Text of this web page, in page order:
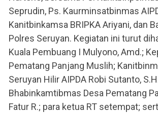
Seprudin, Ps. Kaurminsatbinmas
Kanitbinkamsa BRIPKA Ariyani, dan
Polres Seruyan. Kegiatan ini turut
Kuala Pembuang I Mulyono, Amd.;
Pematang Panjang Muslih;
Seruyan Hilir AIPDA Robi Sutanto,
Bhabinkamtibmas Desa Pematang
Fatur R.; para ketua RT setempat;